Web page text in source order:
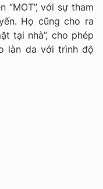
với sự tham
Họ cũng cho ra
tại nhà”, cho phép
làn da với trình độ